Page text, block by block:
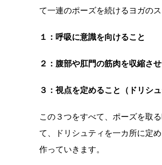
て一連のポーズを続けるヨガの
１：呼吸に意識を向けること
２：腹部や肛門の筋肉を収縮さ
３：視点を定めること（ドリシュ
この３つをすべて、ポーズを取
て、ドリシュティを一カ所に定
作っていきます。